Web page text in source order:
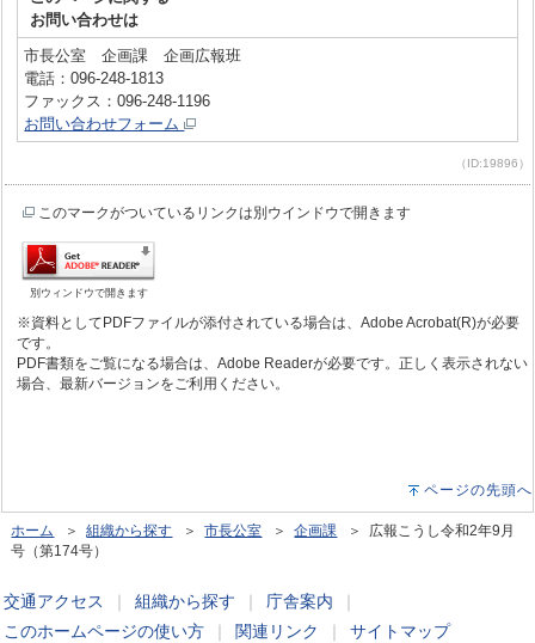
お問い合わせは
市長公室 企画課 企画広報班
電話：096-248-1813
ファックス：096-248-1196
お問い合わせフォーム
（ID:19896）
このマークがついているリンクは別ウインドウで開きます
別ウィンドウで開きます
※資料としてPDFファイルが添付されている場合は、Adobe Acrobat(R)が必要
です。
PDF書類をご覧になる場合は、Adobe Readerが必要です。正しく表示されない
場合、最新バージョンをご利用ください。
ページの先頭へ
ホーム ＞組織から探す ＞市長公室 ＞企画課 ＞ 広報こうし令和2年9月
号（第174号）
交通アクセス 組織から探す 庁舎案内
このホームページの使い方
関連リンク サイトマップ